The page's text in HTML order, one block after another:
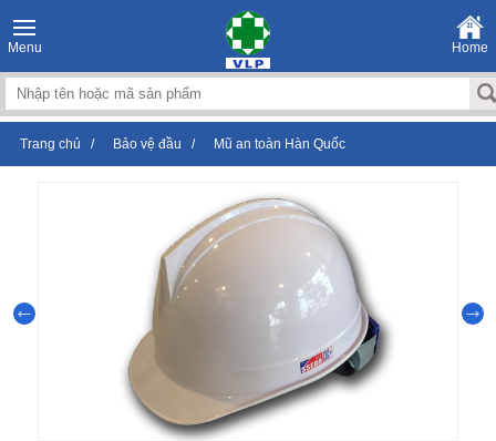
Menu Home
Trang chủ / Bảo vệ đầu / Mũ an toàn Hàn Quốc